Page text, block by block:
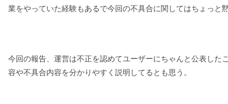
業をやっていた経験もあるで今回の不具合に関してはちょっ
今回の報告、運営は不正を認めてユーザーにちゃんと公表し
容や不具合内容を分かりやすく説明してるとも思う。